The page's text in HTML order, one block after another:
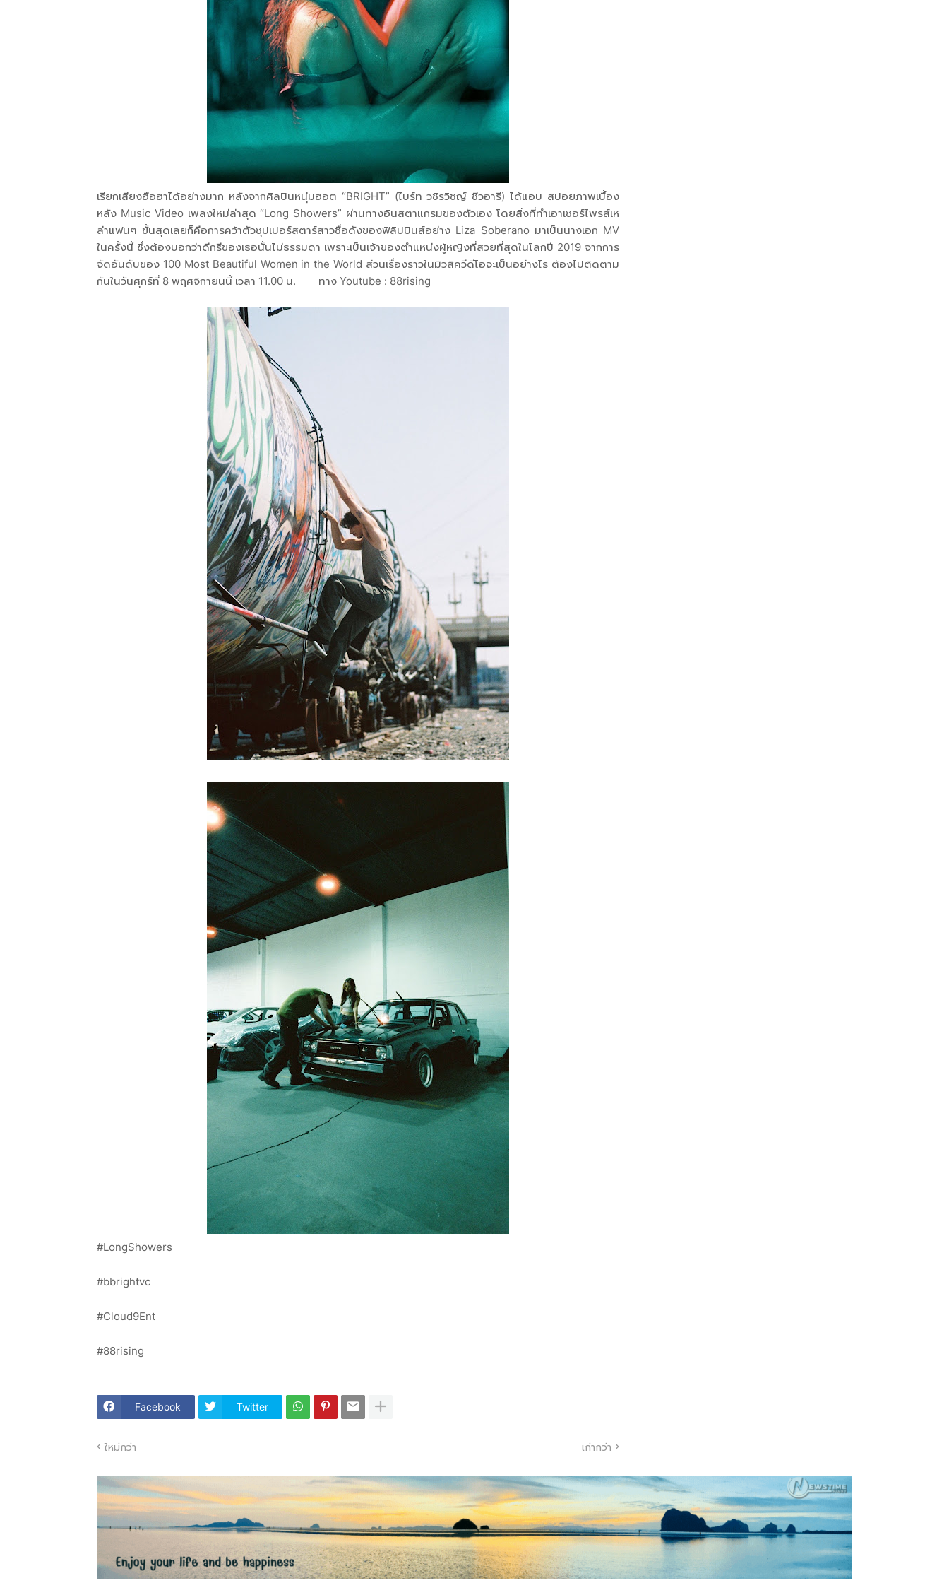
เรียกเสียงฮือฮาได้อย่างมาก หลังจากศิลปินหนุ่มฮอต “BRIGHT” (ไบร์ท วชิรวิชญ์ ชีวอารี) ได้แอบ สปอยภาพเบื้อง
หลัง Music Video เพลงใหม่ล่าสุด “Long Showers” ผ่านทางอินสตาแกรมของตัวเอง โดยสิ่งที่ทำเอาเซอร์ไพรส์เห
ล่าแฟนๆ ขั้นสุดเลยก็คือการคว้าตัวซุปเปอร์สตาร์สาวชื่อดังของฟิลิปปินส์อย่าง Liza Soberano มาเป็นนางเอก MV
ในครั้งนี้ ซึ่งต้องบอกว่าดีกรีของเธอนั้นไม่ธรรมดา เพราะเป็นเจ้าของตำแหน่งผู้หญิงที่สวยที่สุดในโลกปี 2019 จากการ
จัดอันดับของ 100 Most Beautiful Women in the World ส่วนเรื่องราวในมิวสิควีดีโอจะเป็นอย่างไร ต้องไปติดตาม
กันในวันศุกร์ที่ 8 พฤศจิกายนนี้ เวลา 11.00 น. ทาง Youtube : 88rising
#LongShowers
#bbrightvc
#Cloud9Ent
#88rising
Facebook Twitter
ใหม่กว่า เก่ากว่า